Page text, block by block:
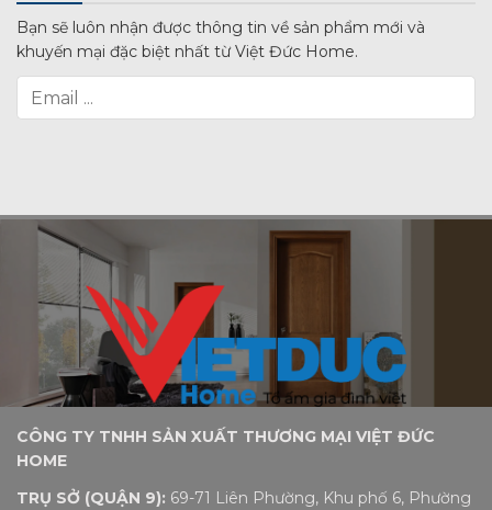
Bạn sẽ luôn nhận được thông tin về sản phẩm mới và
khuyến mại đặc biệt nhất từ Việt Đức Home.
CÔNG TY TNHH SẢN XUẤT THƯƠNG MẠI VIỆT ĐỨC
HOME
TRỤ SỞ (QUẬN 9): 69-71 Liên Phường, Khu phố 6, Phường